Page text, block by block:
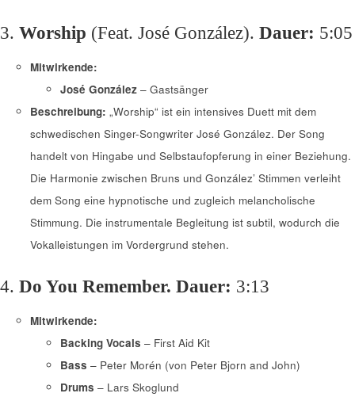
3. Worship (Feat. José González). Dauer: 5:05
Mitwirkende:
José González– Gastsänger
Beschreibung: „Worship“ ist ein intensives Duett mit dem
schwedischen Singer-Songwriter José González. Der Song
handelt von Hingabe und Selbstaufopferung in einer Beziehung.
Die Harmonie zwischen Bruns und González’ Stimmen verleiht
dem Song eine hypnotische und zugleich melancholische
Stimmung. Die instrumentale Begleitung ist subtil, wodurch die
Vokalleistungen im Vordergrund stehen.
4. Do You Remember. Dauer: 3:13
Mitwirkende:
Backing Vocals – First Aid Kit
Bass – Peter Morén (von Peter Bjorn and John)
Drums – Lars Skoglund